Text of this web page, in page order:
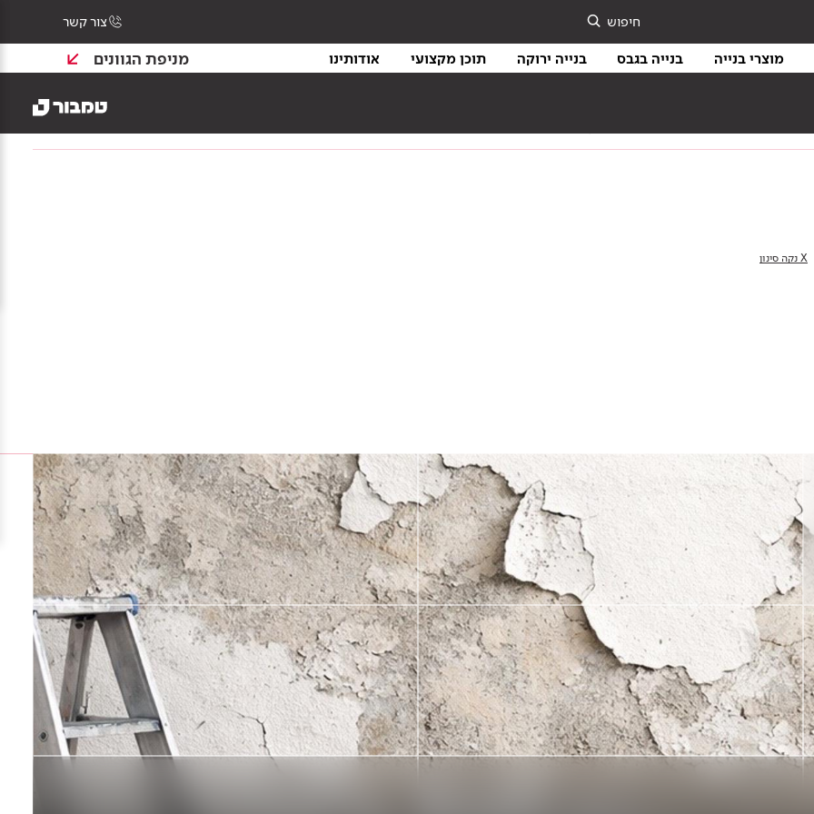
חיפוש צור קשר
מוצרי בנייה בנייה בגבס בנייה ירוקה תוכן מקצועי אודותינו מניפת הגוונים
צור קשר
X נקה סינון